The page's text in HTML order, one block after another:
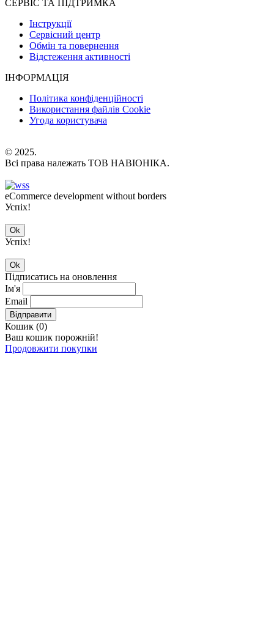
СЕРВІС ТА ПІДТРИМКА
Інструкції
Сервісний центр
Обмін та повернення
Відстеження активності
ІНФОРМАЦІЯ
Політика конфіденційності
Використання файлів Cookie
Угода користувача
© 2025.
Всі права належать ТОВ НАВІОНІКА.
eCommerce development without borders
Успіх!
Ok
Успіх!
Ok
Підписатись на оновлення
Ім'я
Email
Відправити
Кошик (0)
Ваш кошик порожній!
Продовжити покупки